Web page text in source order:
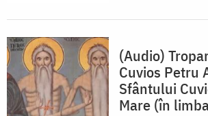
(Audio)
Cuvios Petru
Sfântului
Mare (în